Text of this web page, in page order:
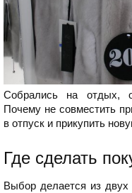
Собрались на отдых,
Почему не совместить
в отпуск и прикупить
Где сделать
Выбор делается из